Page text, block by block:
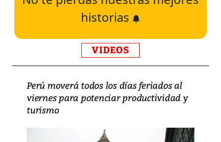
historias
VIDEOS
Perú moverá todos los días feriados al
viernes para potenciar productividad y
turismo